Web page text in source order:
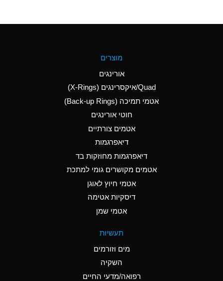
Aluminum Nitrate
(Aqueous)
Aluminum Phosphate
Ammonia Anhydrous
C
Ammonia Gas (cold)
A
Ammonia Gas (hot)
מוצרים
אורינגים
Quad/איקסרינגים (X-Rings)
אטמי תמיכה (Back-up Rings)
חוטי אורינגים
אטמים צורתיים
דיאפרגמות
דיאפרגמות מחוזקות בד
אטמים מקושרים גומי למתכת
אטמי חיוץ לאוגן
דיסקיות אטימה
אטמי שמן
תעשיות
מים וזורמים
השקיה
רפואה/מדעי החיים